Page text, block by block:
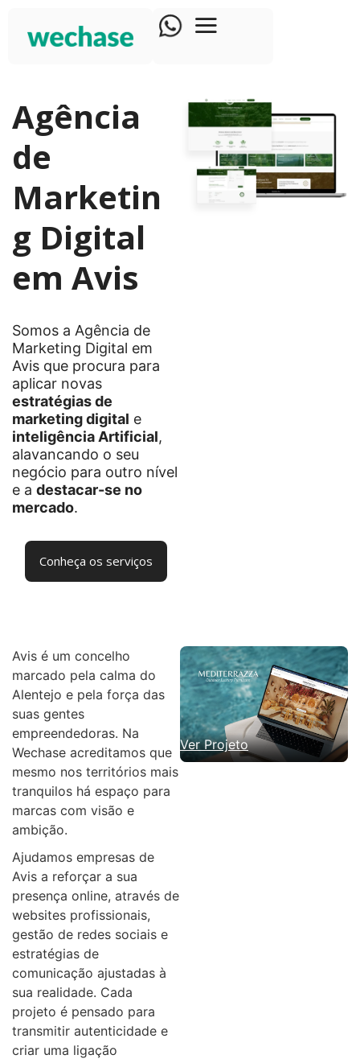
Agência
de
Marketin
g Digital
em Avis
Somos a Agência de
Marketing Digital em
Avis que procura para
aplicar novas
estratégias de
marketing digital e
inteligência Artificial,
alavancando o seu
negócio para outro nível
e a destacar-se no
mercado.
Conheça os serviços
Avis é um concelho
marcado pela calma do
Alentejo e pela força das
suas gentes
empreendedoras. Na
Wechase acreditamos que
mesmo nos territórios mais
tranquilos há espaço para
marcas com visão e
ambição.
Ajudamos empresas de
Avis a reforçar a sua
presença online, através de
websites profissionais,
gestão de redes sociais e
estratégias de
comunicação ajustadas à
sua realidade. Cada
projeto é pensado para
transmitir autenticidade e
criar uma ligação
Ver Projeto